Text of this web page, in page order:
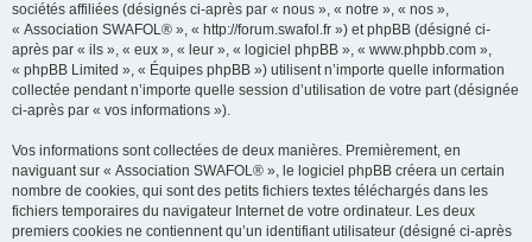
sociétés affiliées (désignés ci-après par « nous », « notre », « nos »,
« Association SWAFOL® », « http://forum.swafol.fr ») et phpBB (désigné ci-
après par « ils », « eux », « leur », « logiciel phpBB », « www.phpbb.com »,
« phpBB Limited », « Équipes phpBB ») utilisent n’importe quelle information
collectée pendant n’importe quelle session d’utilisation de votre part (désignée
ci-après par « vos informations »).
Vos informations sont collectées de deux manières. Premièrement, en
naviguant sur « Association SWAFOL® », le logiciel phpBB créera un certain
nombre de cookies, qui sont des petits fichiers textes téléchargés dans les
fichiers temporaires du navigateur Internet de votre ordinateur. Les deux
premiers cookies ne contiennent qu’un identifiant utilisateur (désigné ci-après